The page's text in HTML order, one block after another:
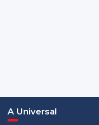
A Universal